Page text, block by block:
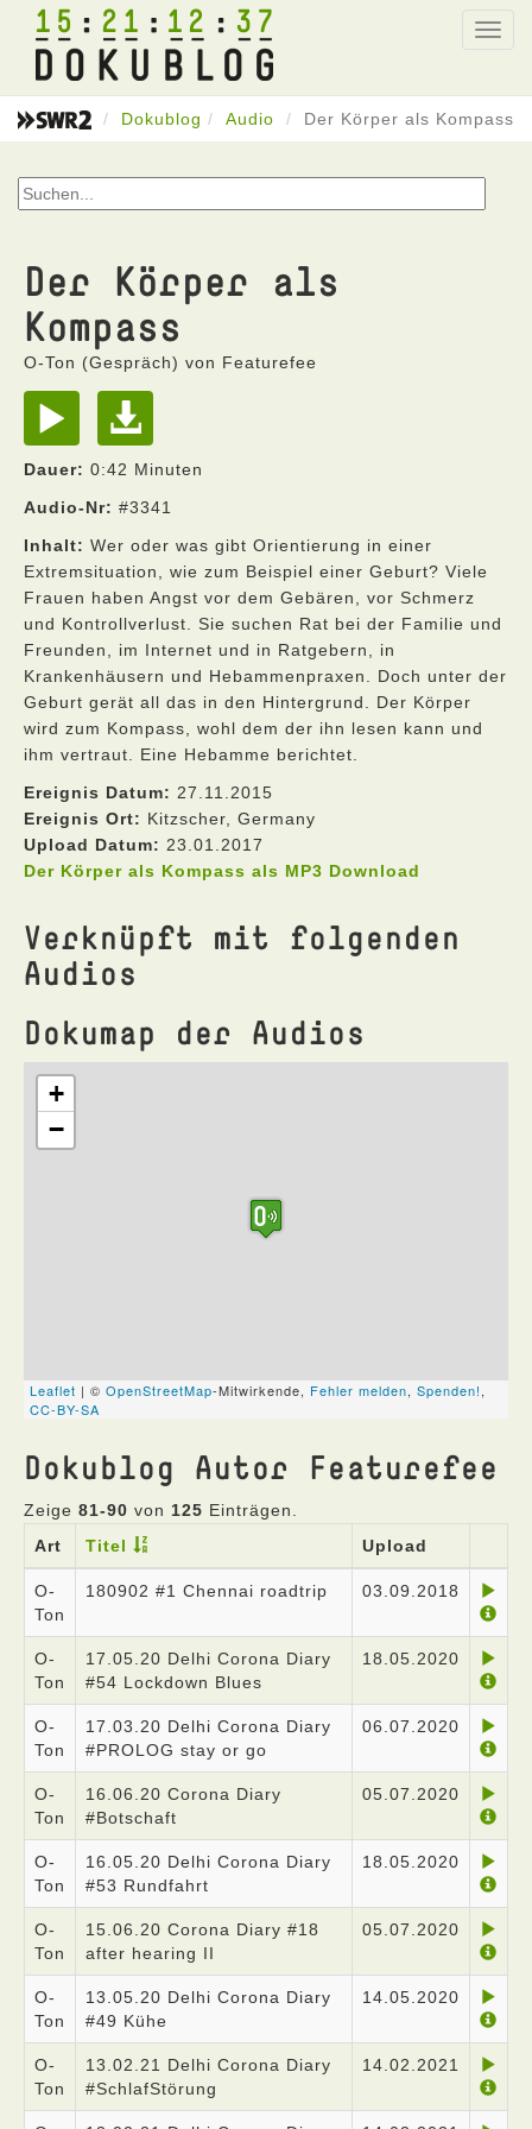
15 21 12 37
Dokublog Audio Der Körper als Kompass
Der Körper als
Kompass
O-Ton (Gespräch) von Featurefee
Dauer: 0:42 Minuten
Audio-Nr: #3341
Inhalt: Wer oder was gibt Orientierung in einer
Extremsituation, wie zum Beispiel einer Geburt? Viele
Frauen haben Angst vor dem Gebären, vor Schmerz
und Kontrollverlust. Sie suchen Rat bei der Familie und
Freunden, im Internet und in Ratgebern, in
Krankenhäusern und Hebammenpraxen. Doch unter der
Geburt gerät all das in den Hintergrund. Der Körper
wird zum Kompass, wohl dem der ihn lesen kann und
ihm vertraut. Eine Hebamme berichtet.
Ereignis Datum: 27.11.2015
Ereignis Ort: Kitzscher, Germany
Upload Datum: 23.01.2017
Der Körper als Kompass als MP3 Download
Verknüpft mit folgenden
Audios
Dokumap der Audios
Dokublog Autor Featurefee
Zeige 81-90 von 125 Einträgen.
Art
Titel Upload
O-
Ton
180902 #1 Chennai roadtrip 03.09.2018
O-
Ton
17.05.20 Delhi Corona Diary
#54 Lockdown Blues
18.05.2020
O-
Ton
17.03.20 Delhi Corona Diary
#PROLOG stay or go
06.07.2020
O-
Ton
16.06.20 Corona Diary
#Botschaft
05.07.2020
O-
Ton
16.05.20 Delhi Corona Diary
#53 Rundfahrt
18.05.2020
O-
Ton
15.06.20 Corona Diary #18
after hearing II
05.07.2020
O-
Ton
13.05.20 Delhi Corona Diary
#49 Kühe
14.05.2020
O-
Ton
13.02.21 Delhi Corona Diary
#SchlafStörung
14.02.2021